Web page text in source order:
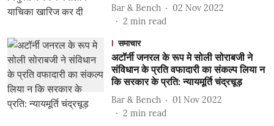
Bar & Bench
02 Nov 2022
2 min read
समाचार
अटॉर्नी जनरल के रूप मे सोली सोराबजी ने
संविधान के प्रति वफादारी का संकल्प लिया न
कि सरकार के प्रति: न्यायमूर्ति चंद्रचूड़
Bar & Bench
01 Nov 2022
2 min read